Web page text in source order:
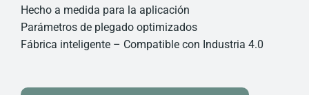
Hecho a medida para la aplicación
Parámetros de plegado optimizados
Fábrica inteligente – Compatible con Industria 4.0